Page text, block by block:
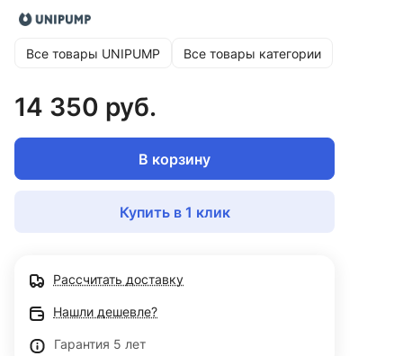
Все товары UNIPUMP Все товары категории
14 350 руб.
В корзину
Купить в 1 клик
Рассчитать доставку
Нашли дешевле?
Гарантия 5 лет